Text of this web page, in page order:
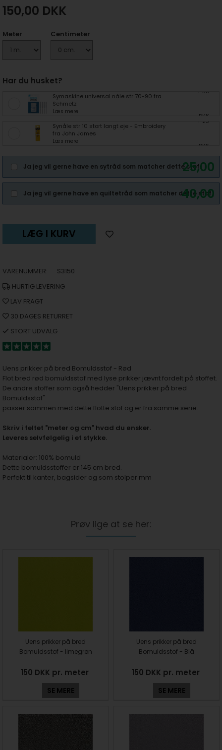
150,00 DKK
Meter Centimeter
Har du husket?
Symaskine universal nåle str 70-90 fra
Schmetz
Læs mere
+ 35
DKK
Synåle str 10 stort langt øje - Embroidery
fra John James
Læs mere
+ 25
DKK
25,00
Ja jeg vil gerne have en sytråd som matcher dette stof.
40,00
Ja jeg vil gerne have en quiltetråd som matcher dette stof.
LÆG I KURV
VARENUMMER:
S3150
HURTIG LEVERING
LAV FRAGT
30 DAGES RETURRET
STORT UDVALG
Uens prikker på bred Bomuldsstof - Rød
Flot bred rød bomuldsstof med lyse prikker jævnt fordelt på stoffet.
De andre stoffer som også hedder "Uens prikker på bred
Bomuldsstof"
passer sammen med dette flotte stof og er fra samme serie.
Skriv i feltet "meter og cm" hvad du ønsker.
Leveres selvfølgelig i et stykke.
Materialer: 100% bomuld
Dette bomuldsstoffer er 145 cm bred.
Perfekt til kanter, bagsider og som stolper mm
Prøv lige at se her:
Uens prikker på bred
Bomuldsstof - limegrøn
150 DKK pr. meter
SE MERE
Uens prikker på bred
Bomuldsstof - Blå
150 DKK pr. meter
SE MERE